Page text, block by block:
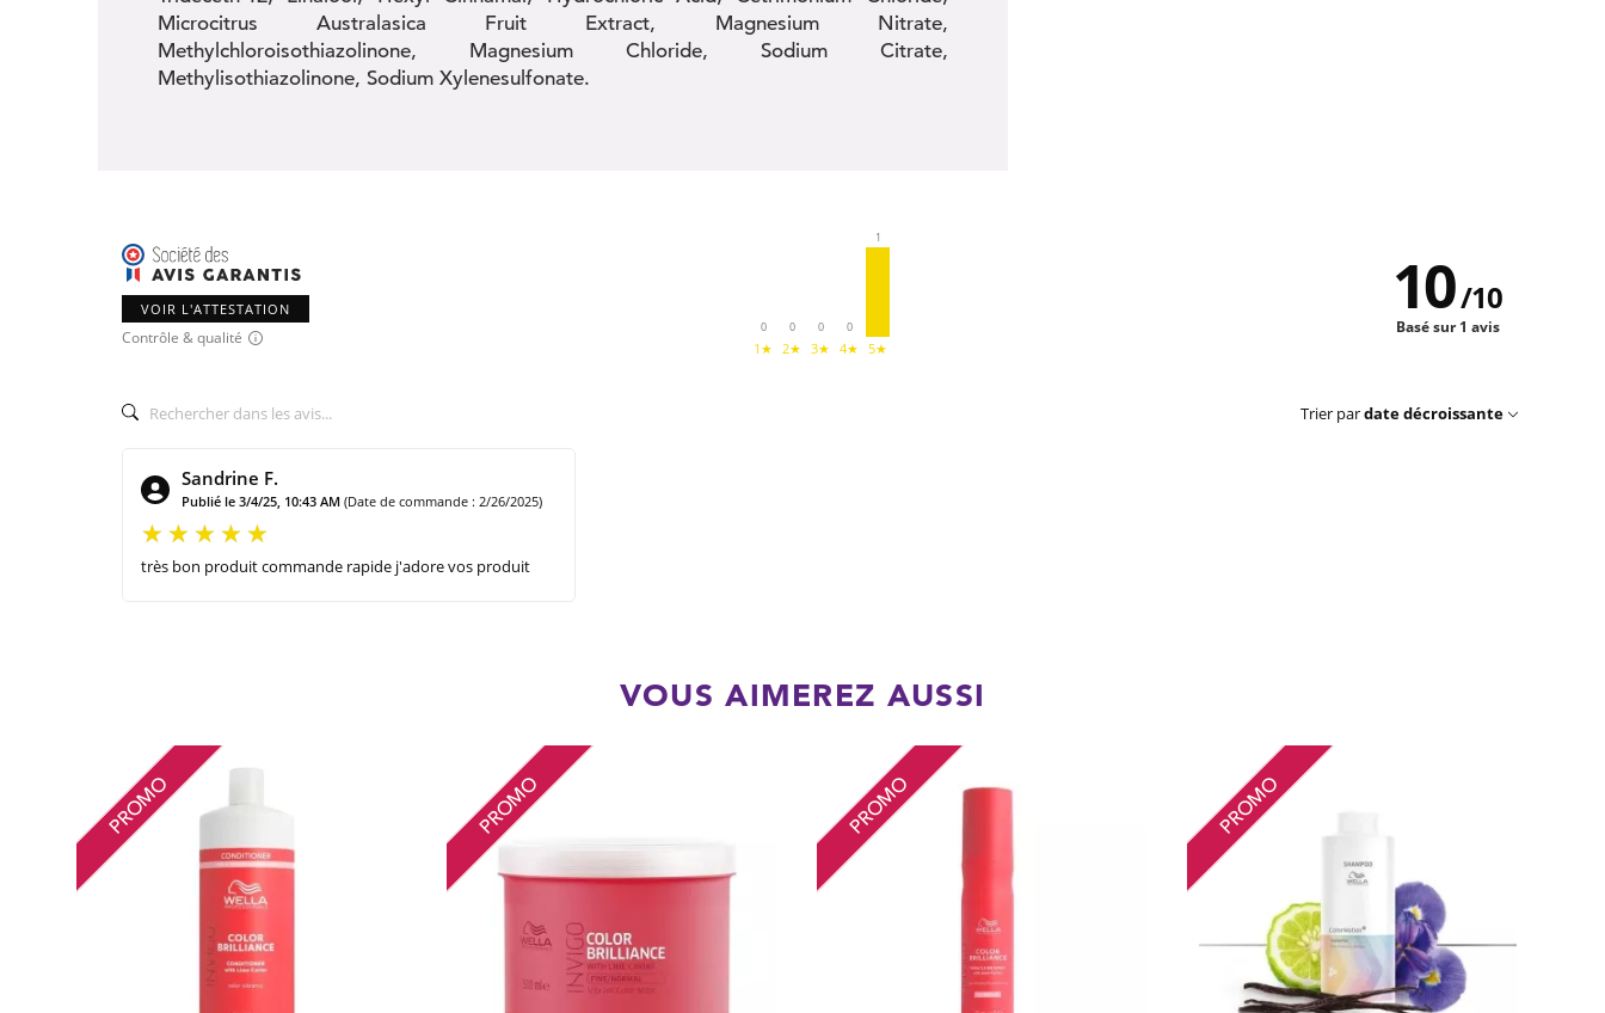
Microcitrus Australasica Fruit Extract, Magnesium Nitrate,
Methylchloroisothiazolinone, Magnesium Chloride, Sodium Citrate,
Methylisothiazolinone, Sodium Xylenesulfonate.
VOIR L'ATTESTATION
Contrôle & qualité
0
1★
0
2★
0
3★
0
4★
1
5★
10/10
Basé sur 1 avis
Trier pardate décroissante
Sandrine F.
Publié le 3/4/25, 10:43 AM (Date de commande : 2/26/2025)
très bon produit commande rapide j'adore vos produit
VOUS AIMEREZ AUSSI
PROMO PROMO PROMO PROMO